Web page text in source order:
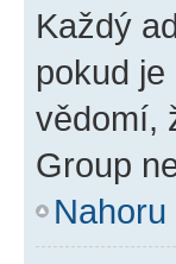
Každý
pokud
vědomí,
Group
Nahoru